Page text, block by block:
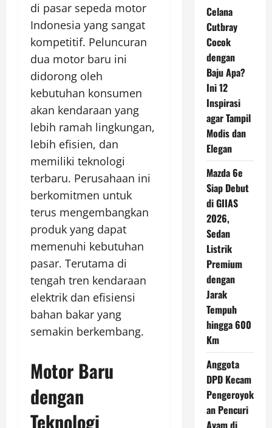
di pasar sepeda motor
Indonesia yang sangat
kompetitif. Peluncuran
dua motor baru ini
didorong oleh
kebutuhan konsumen
akan kendaraan yang
lebih ramah lingkungan,
lebih efisien, dan
memiliki teknologi
terbaru. Perusahaan ini
berkomitmen untuk
terus mengembangkan
produk yang dapat
memenuhi kebutuhan
pasar. Terutama di
tengah tren kendaraan
elektrik dan efisiensi
bahan bakar yang
semakin berkembang.
Motor Baru
dengan
Teknologi
Celana
Cutbray
Cocok
dengan
Baju Apa?
Ini 12
Inspirasi
agar Tampil
Modis dan
Elegan
Mazda 6e
Siap Debut
di GIIAS
2026,
Sedan
Listrik
Premium
dengan
Jarak
Tempuh
hingga 600
Km
Anggota
DPD Kecam
Pengeroyok
an Pencuri
Ayam di